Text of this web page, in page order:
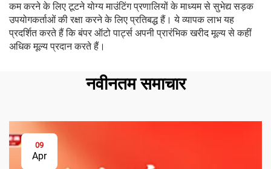
कम करने के लिए टूटने योग्य माउंटिंग प्रणालियों के माध्यम से सुभेद्य सड़क
उपयोगकर्ताओं की रक्षा करने के लिए प्रतिबद्ध हैं। ये व्यापक लाभ यह
प्रदर्शित करते हैं कि बंपर ऑटो पार्ट्स अपनी प्रारंभिक खरीद मूल्य से कहीं
अधिक मूल्य प्रदान करते हैं।
नवीनतम समाचार
09
Apr